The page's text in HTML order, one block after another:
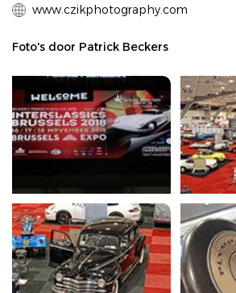
www.czikphotography.com
Foto's door Patrick Beckers